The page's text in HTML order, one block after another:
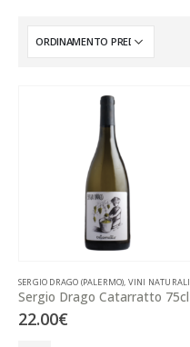
SERGIO DRAGO (PALERMO) VINI NATURALI
Sergio Drago Catarratto 75cl
22.00€